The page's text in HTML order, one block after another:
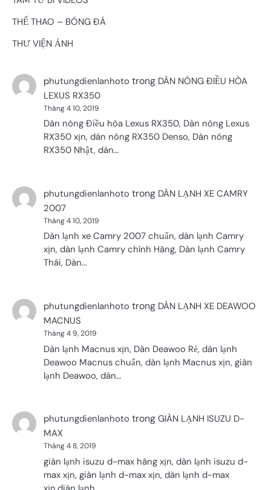
THỂ THAO – BÓNG ĐÁ
THƯ VIỆN ẢNH
phutungdienlanhoto trong DÀN NÓNG ĐIỀU HÒA
LEXUS RX350
Tháng 4 10, 2019
Dàn nóng Điều hòa Lexus RX350, Dàn nóng Lexus
RX350 xịn, dàn nóng RX350 Denso, Dàn nóng
RX350 Nhật, dàn…
phutungdienlanhoto trong DÀN LẠNH XE CAMRY
2007
Tháng 4 10, 2019
Dàn lạnh xe Camry 2007 chuẩn, dàn lạnh Camry
xịn, dàn lạnh Camry chính Hãng, Dàn lạnh Camry
Thái, Dàn…
phutungdienlanhoto trong DÀN LẠNH XE DEAWOO
MACNUS
Tháng 4 9, 2019
Dàn lạnh Macnus xịn, Dàn Deawoo Rẻ, dàn lạnh
Deawoo Macnus chuẩn, dàn lạnh Macnus xịn, giàn
lạnh Deawoo, dàn…
phutungdienlanhoto trong GIÀN LẠNH ISUZU D-
MAX
Tháng 4 8, 2019
giàn lạnh isuzu d-max hàng xịn, dàn lạnh isuzu d-
max xịn, giàn lạnh d-max xịn, dàn lạnh d-max